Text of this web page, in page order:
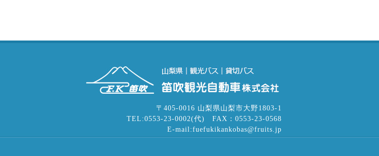
〒405-0016 山梨県山梨市大野1803-1
TEL:0553-23-0002(代) FAX：0553-23-0568
E-mail:fuefukikankobas@fruits.jp